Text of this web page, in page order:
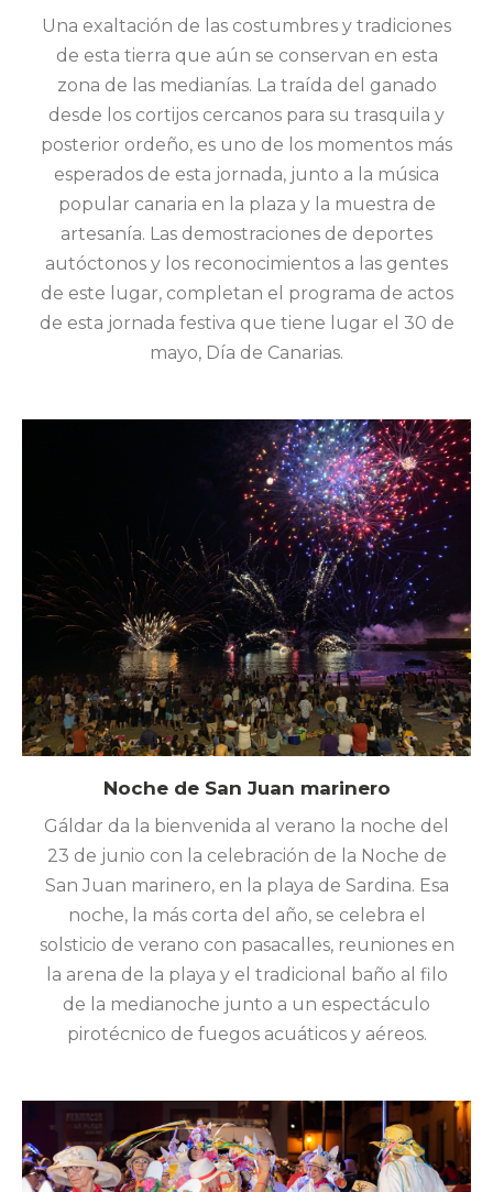
Una exaltación de las costumbres y tradiciones
de esta tierra que aún se conservan en esta
zona de las medianías. La traída del ganado
desde los cortijos cercanos para su trasquila y
posterior ordeño, es uno de los momentos más
esperados de esta jornada, junto a la música
popular canaria en la plaza y la muestra de
artesanía. Las demostraciones de deportes
autóctonos y los reconocimientos a las gentes
de este lugar, completan el programa de actos
de esta jornada festiva que tiene lugar el 30 de
mayo, Día de Canarias.
Noche de San Juan marinero
Gáldar da la bienvenida al verano la noche del
23 de junio con la celebración de la Noche de
San Juan marinero, en la playa de Sardina. Esa
noche, la más corta del año, se celebra el
solsticio de verano con pasacalles, reuniones en
la arena de la playa y el tradicional baño al filo
de la medianoche junto a un espectáculo
pirotécnico de fuegos acuáticos y aéreos.